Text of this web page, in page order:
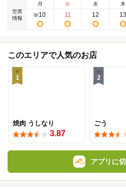
空席
情報
月
8/10
火
11
水
12
木
13
このエリアで人気のお店
1
焼肉 うしなり
3.87
2
ごう
アプリに